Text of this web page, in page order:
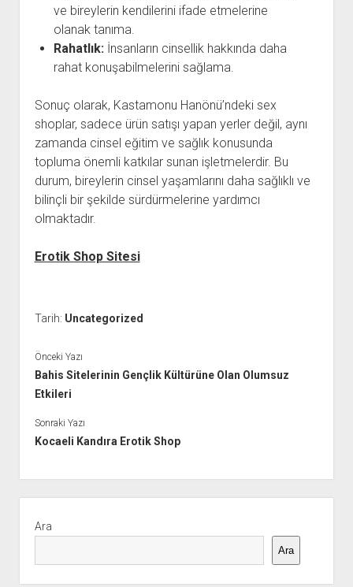
ve bireylerin kendilerini ifade etmelerine
olanak tanıma.
Rahatlık:İnsanların cinsellik hakkında daha
rahat konuşabilmelerini sağlama.
Sonuç olarak, Kastamonu Hanönü’ndeki sex
shoplar, sadece ürün satışı yapan yerler değil, aynı
zamanda cinsel eğitim ve sağlık konusunda
topluma önemli katkılar sunan işletmelerdir. Bu
durum, bireylerin cinsel yaşamlarını daha sağlıklı ve
bilinçli bir şekilde sürdürmelerine yardımcı
olmaktadır.
Erotik Shop Sitesi
Tarih: Uncategorized
Önceki Yazı
Bahis Sitelerinin Gençlik Kültürüne Olan Olumsuz
Etkileri
Sonraki Yazı
Kocaeli Kandıra Erotik Shop
Menü
Ara
Ara